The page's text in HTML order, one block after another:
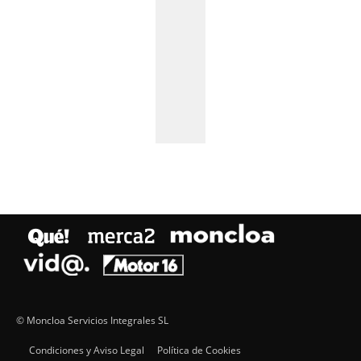
© Moncloa Servicios Integrales SL
Condiciones y Aviso Legal
Política de Cookies